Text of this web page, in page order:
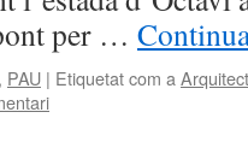
per …
, PAU | Etiquetat com a